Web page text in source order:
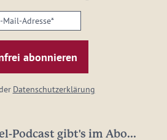
Datenschutzerklärung
Podcast gibt's im Abo...